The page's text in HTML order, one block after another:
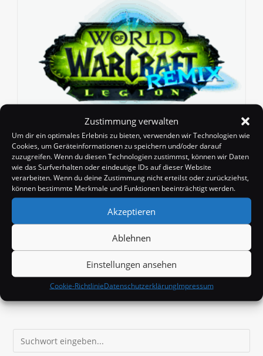
Zustimmung verwalten
Um dir ein optimales Erlebnis zu bieten, verwenden wir Technologien wie
Cookies, um Geräteinformationen zu speichern und/oder darauf
zuzugreifen. Wenn du diesen Technologien zustimmst, können wir Daten
wie das Surfverhalten oder eindeutige IDs auf dieser Website
verarbeiten. Wenn du deine Zustimmung nicht erteilst oder zurückziehst,
können bestimmte Merkmale und Funktionen beeinträchtigt werden.
Akzeptieren
Ablehnen
Einstellungen ansehen
Cookie-RichtlinieDatenschutzerklärungImpressum
Endlich in der Unendlichkeit – Kein
Erfolg trotz 999 Versa?
Beitrags-
Autor:
Badango
Beitrag
veröffentlicht:
19. November 2025
Beitrags-
Kategorie:
News
Beitrags-
0 Kommentare
Das wird sich wohl der eine oder andere gefragt
erfarmt hatte. Doch leider ist die Beschreibung des
WeiterlesenEndlich
In
Der
Kein
Erfolg
Trotz
Suchen